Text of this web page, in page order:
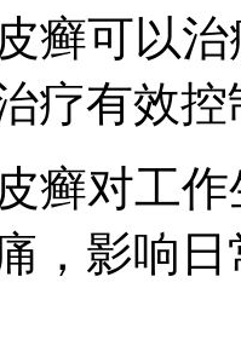
癣可以
疗有效
癣对工
，影响